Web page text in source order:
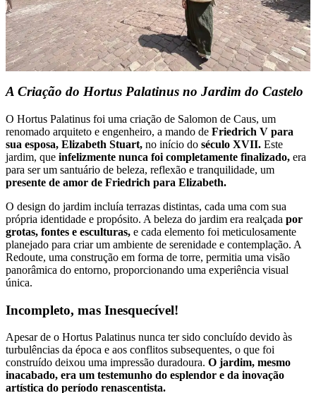
A Criação do Hortus Palatinus no Jardim do Castelo
O Hortus Palatinus foi uma criação de Salomon de Caus, um
renomado arquiteto e engenheiro, a mando de Friedrich V para
sua esposa, Elizabeth Stuart, no início do século XVII. Este
jardim, que infelizmente nunca foi completamente finalizado, era
para ser um santuário de beleza, reflexão e tranquilidade, um
presente de amor de Friedrich para Elizabeth.
O design do jardim incluía terrazas distintas, cada uma com sua
própria identidade e propósito. A beleza do jardim era realçada por
grotas, fontes e esculturas, e cada elemento foi meticulosamente
planejado para criar um ambiente de serenidade e contemplação. A
Redoute, uma construção em forma de torre, permitia uma visão
panorâmica do entorno, proporcionando uma experiência visual
única.
Incompleto, mas Inesquecível!
Apesar de o Hortus Palatinus nunca ter sido concluído devido às
turbulências da época e aos conflitos subsequentes, o que foi
construído deixou uma impressão duradoura. O jardim, mesmo
inacabado, era um testemunho do esplendor e da inovação
artística do período renascentista.